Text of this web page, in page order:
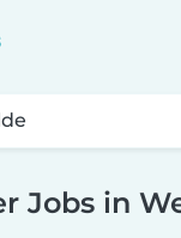
Jobs in